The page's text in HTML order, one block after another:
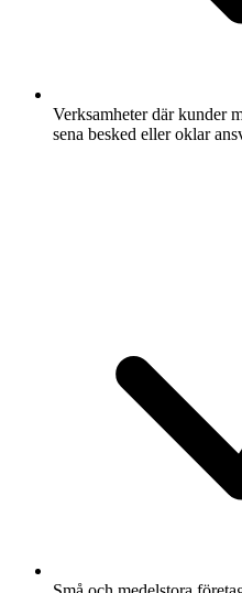
Verksamheter där kunder
sena besked eller oklar